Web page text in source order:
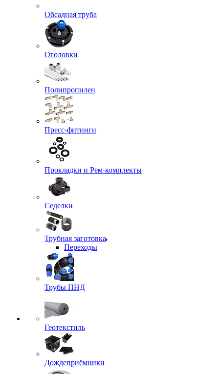
Обсадная труба
Оголовки
Полипропилен
Пресс-фитинги
Прокладки и Рем-комплекты
Седелки
Трубная заготовка
Переходы
Трубы ПНД
Геотекстиль
Дождеприёмники